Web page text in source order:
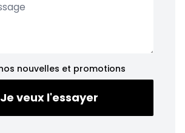
nouvelles et promotions
Je veux l'essayer